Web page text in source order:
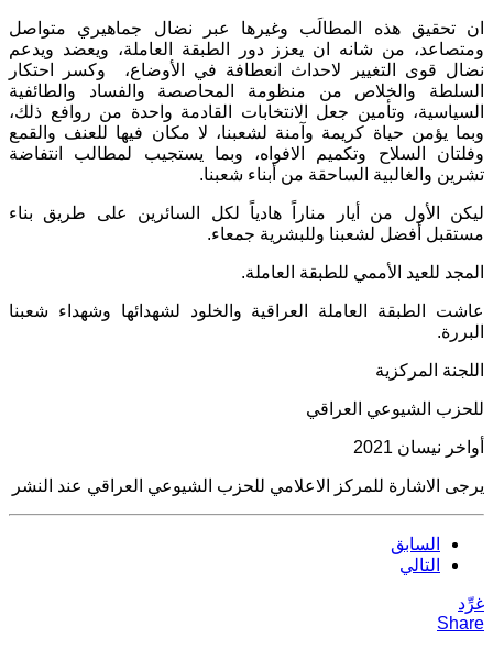
ان تحقيق هذه المطالَب وغيرها عبر نضال جماهيري متواصل
ومتصاعد، من شانه ان يعزز دور الطبقة العاملة، ويعضد ويدعم
نضال قوى التغيير لاحداث انعطافة في الأوضاع، وكسر احتكار
السلطة والخلاص من منظومة المحاصصة والفساد والطائفية
السياسية، وتأمين جعل الانتخابات القادمة واحدة من روافع ذلك،
وبما يؤمن حياة كريمة وآمنة لشعبنا، لا مكان فيها للعنف والقمع
وفلتان السلاح وتكميم الافواه، وبما يستجيب لمطالب انتفاضة
تشرين والغالبية الساحقة من أبناء شعبنا.
ليكن الأول من أيار مناراً هادياً لكل السائرين على طريق بناء
مستقبل أفضل لشعبنا وللبشرية جمعاء.
المجد للعيد الأممي للطبقة العاملة.
عاشت الطبقة العاملة العراقية والخلود لشهدائها وشهداء شعبنا
البررة.
اللجنة المركزية
للحزب الشيوعي العراقي
أواخر نيسان 2021
يرجى الاشارة للمركز الاعلامي للحزب الشيوعي العراقي عند النشر
السابق
التالي
غرِّد
Share